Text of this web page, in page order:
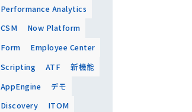
Performance Analytics
CSM
Now Platform
Form
Employee Center
Scripting
ATF
新機能
AppEngine
デモ
Discovery
ITOM